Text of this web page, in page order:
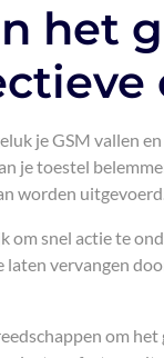
het
je GSM vallen
je toestel
worden
om snel actie te
vervangen
om